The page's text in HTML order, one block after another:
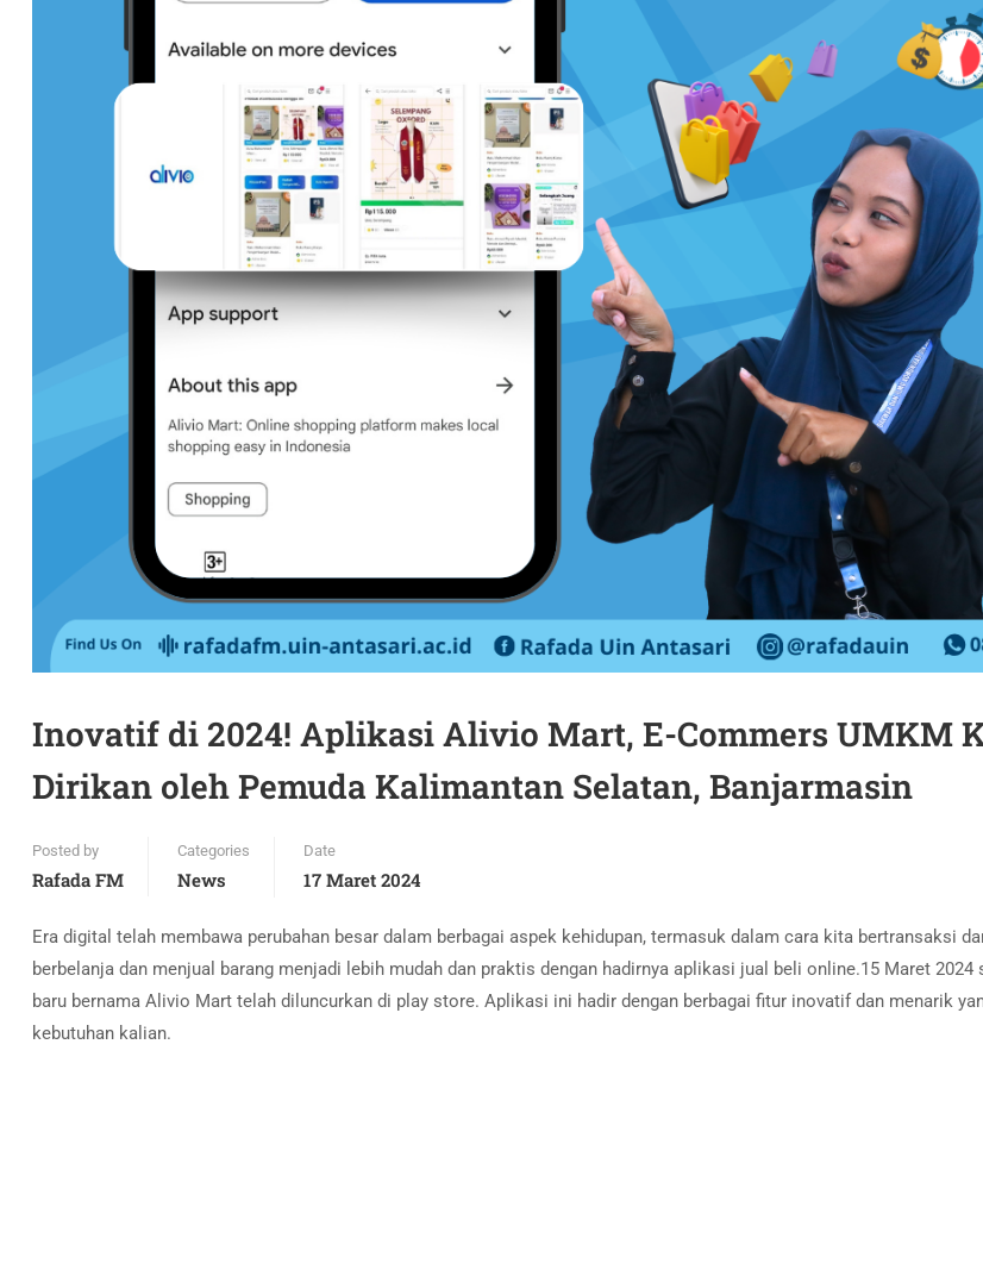
Inovatif di 2024! Aplikasi Alivio Mart, E-Commers UMKM
Dirikan oleh Pemuda Kalimantan Selatan, Banjarmasin
Posted by
Rafada FM
Categories
News
Date
17 Maret 2024
Era digital telah membawa perubahan besar dalam berbagai aspek kehidupan, termasuk dalam cara kita bertransaksi
berbelanja dan menjual barang menjadi lebih mudah dan praktis dengan hadirnya aplikasi jual beli online.15 Maret
baru bernama Alivio Mart telah diluncurkan di play store. Aplikasi ini hadir dengan berbagai fitur inovatif dan menarik
kebutuhan kalian.